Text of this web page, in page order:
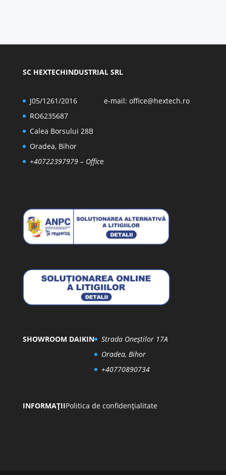
SC HEXTECHINDUSTRIAL SRL
J05/1261/2016
RO6235687
Calea Borsului 28B
Oradea, Bihor
+40722397979– Office
e-mail: office@hextech.ro
SHOWROOM DAIKIN
Strada Oneștilor 17A
Oradea, Bihor
+40770890734
INFORMAȚIIPolitica de confidențialitate